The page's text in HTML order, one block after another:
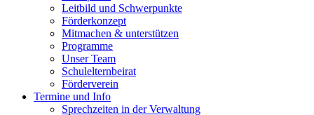
Leitbild und Schwerpunkte
Förderkonzept
Mitmachen & unterstützen
Programme
Unser Team
Schulelternbeirat
Förderverein
Termine und Info
Sprechzeiten in der Verwaltung